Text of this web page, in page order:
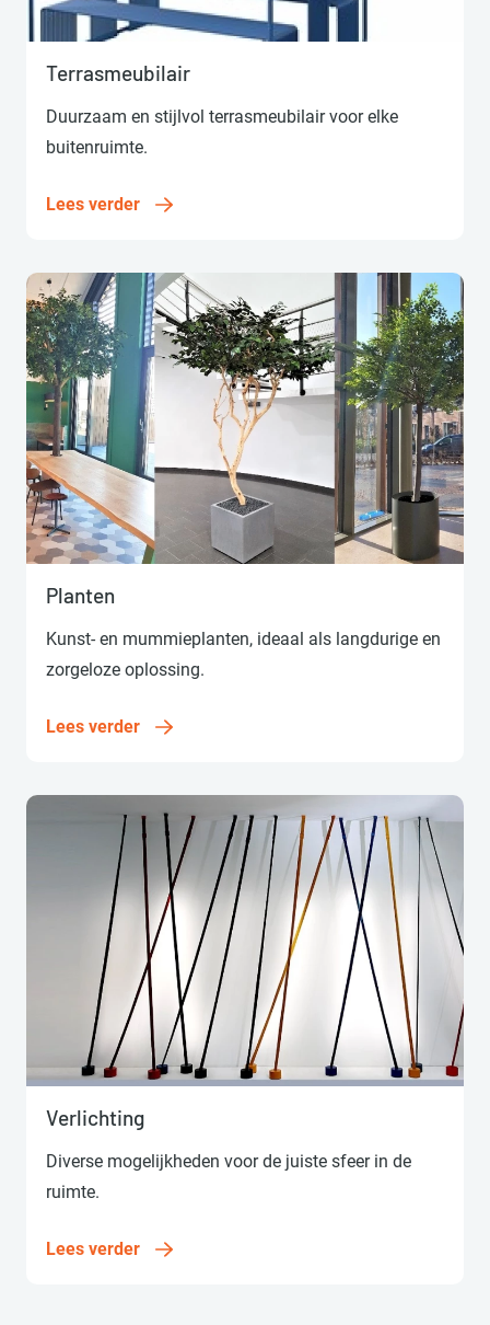
Lees verder
Terrasmeubilair
Duurzaam en stijlvol terrasmeubilair voor elke
buitenruimte.
Lees verder
Lees verder
Planten
Kunst- en mummieplanten, ideaal als langdurige en
zorgeloze oplossing.
Lees verder
Lees verder
Verlichting
Diverse mogelijkheden voor de juiste sfeer in de
ruimte.
Lees verder